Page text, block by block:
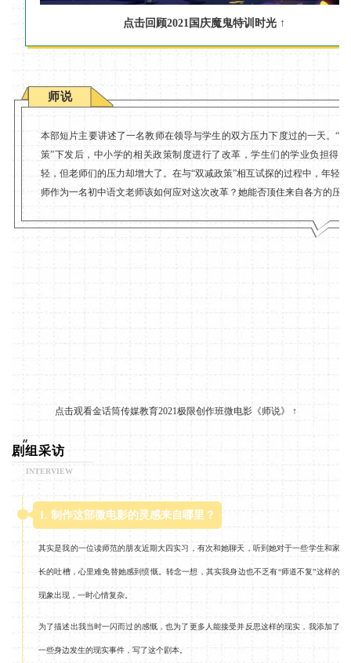
点击回顾2021国庆魔鬼特训时光 ↑
师说
本部短片主要讲述了一名教师在领导与学生的双方压力下度过的一天。“
策”下发后，中小学的相关政策制度进行了改革，学生们的学业负担得到
轻，但老师们的压力却增大了。在与“双减政策”相互试探的过程中，年轻
师作为一名初中语文老师该如何应对这次改革？她能否顶住来自各方的压
点击观看金话筒传媒教育2021极限创作班微电影《师说》 ↑
剧组采访
INTERVIEW
1. 制作这部微电影的灵感来自哪里？
其实是我的一位读师范的朋友近期大四实习，有次和她聊天，听到她对于一些学生和家
长的吐槽，心里难免替她感到愤慨。转念一想，其实我身边也不乏有“师道不复”这样的
现象出现，一时心情复杂。
为了描述出我当时一闪而过的感慨，也为了更多人能接受并反思这样的现实，我添加了
一些身边发生的现实事件，写了这个剧本。